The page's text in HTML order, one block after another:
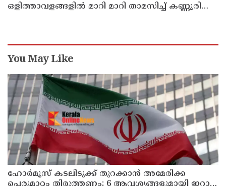
ഒളിത്താവളങ്ങളില്‍ മാറി മാറി താമസിച്ച് കണ്ണൂരിലെ
You May Like
ഹോര്‍മൂസ് കടലിടുക്ക് തുറക്കാന്‍ അമേരിക്ക
പെരുമാറ്റം തിരുത്തണം: 6 ആവശ്യങ്ങളുമായി ഇറാന്‍